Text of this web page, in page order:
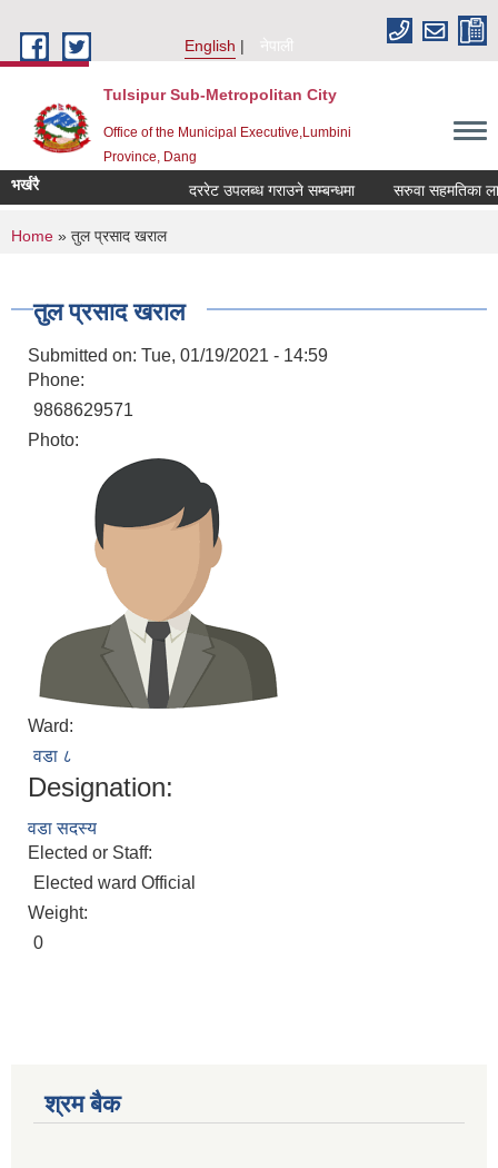
English
नेपाली
Tulsipur Sub-Metropolitan City
Office of the Municipal Executive,Lumbini
Province, Dang
भर्खरै दररेट उपलब्ध गराउने सम्बन्धमा सरुवा सहमतिका
You are here
Home » तुल प्रसाद खराल
तुल प्रसाद खराल
Submitted on: Tue, 01/19/2021 - 14:59
Phone:
9868629571
Photo:
Ward:
वडा ८
Designation:
वडा सदस्य
Elected or Staff:
Elected ward Official
Weight:
0
श्रम बैक